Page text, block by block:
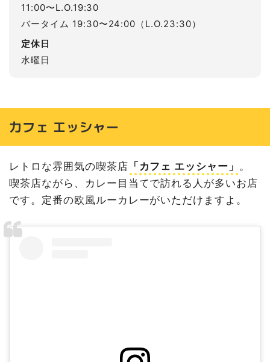
11:00〜L.O.19:30
バータイム 19:30〜24:00（L.O.23:30）
定休日
水曜日
カフェ エッシャー
レトロな雰囲気の喫茶店 「カフェ エッシャー」 。
喫茶店ながら、カレー目当てで訪れる人が多いお店
です。定番の欧風ルーカレーがいただけますよ。